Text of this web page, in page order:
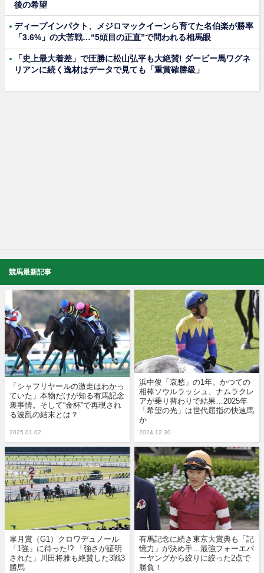
後の希望
ディープインパクト、メジロマックイーンら育てた名伯楽が勝率
「3.6%」の大苦戦…“5頭目の正直”で問われる相馬眼
「史上最大着差」で圧勝に松山弘平も大絶賛! ダービー馬ワグネ
リアンに続く逸材はデータで見ても「重賞確勝級」
競馬最新記事
「シャフリヤールの激走はわかっ
ていた」本物だけが知る有馬記念
裏事情。そして“金杯”で再現され
る波乱の結末とは？
2025.01.02
浜中俊「哀愁」の1年。かつての
相棒ソウルラッシュ、ナムラクレ
アが乗り替わりで結果…2025年
「希望の光」は世代屈指の快速馬
か
2024.12.30
皐月賞（G1）クロワデュノール
「1強」に待った!? 「強さが証明
された」川田将雅も絶賛した3戦3
勝馬
有馬記念に続き東京大賞典も「記
憶力」が決め手…最強フォーエバ
ーヤングから絞りに絞った2点で
勝負！